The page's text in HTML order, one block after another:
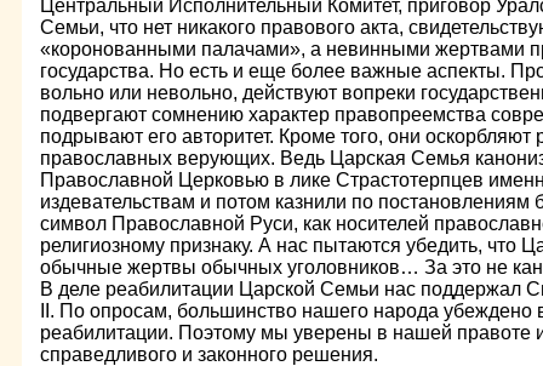
Центральный Исполнительный Комитет, приговор
Семьи, что нет никакого правового акта,
«коронованными палачами», а невинными жертвами
государства. Но есть и еще более важные аспекты.
вольно или невольно, действуют вопреки
подвергают сомнению характер правопреемства
подрывают его авторитет. Кроме того, они оскорбляют
православных верующих. Ведь Царская Семья
Православной Церковью в лике Страстотерпцев
издевательствам и потом казнили по постановлениям
символ Православной Руси, как носителей
религиозному признаку. А нас пытаются убедить, что
обычные жертвы обычных уголовников… За это не
В деле реабилитации Царской Семьи нас поддержал
II. По опросам, большинство нашего народа убеждено
реабилитации. Поэтому мы уверены в нашей правоте
справедливого и законного решения.